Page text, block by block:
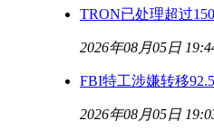
TRON已处理超过
2026年08月05日
FBI特工涉嫌转移
2026年08月05日